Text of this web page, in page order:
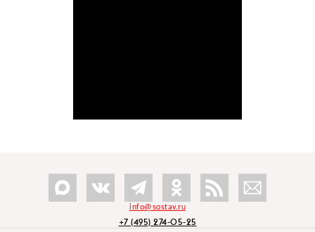
info@sostav.ru
+7 (495) 274-05-25